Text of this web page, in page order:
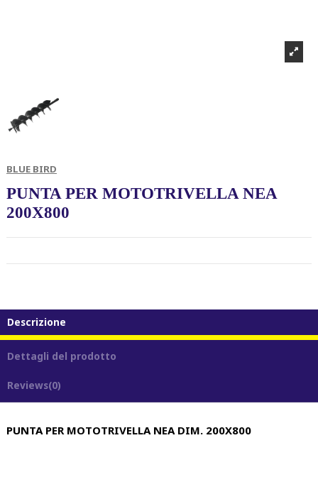
BLUE BIRD
PUNTA PER MOTOTRIVELLA NEA
200X800
Descrizione
Dettagli del prodotto
Reviews(0)
PUNTA PER MOTOTRIVELLA NEA DIM. 200X800